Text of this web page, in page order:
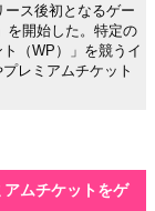
ス後初となるゲー
を開始した。特定の
（WP）」を競うイ
レミアムチケット
ムチケットをゲ